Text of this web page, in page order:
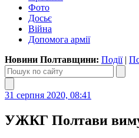
Фото
Досьє
Війна
Допомога армії
Новини Полтавщини: Події|
31 серпня 2020, 08:41
УЖКГ Полтави